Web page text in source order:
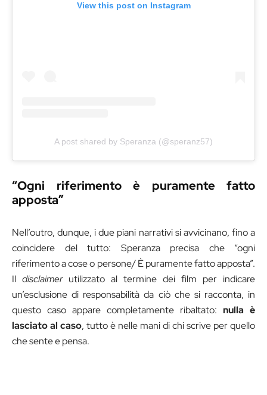
View this post on Instagram
A post shared by Speranza (@speranz57)
“Ogni riferimento è puramente fatto
apposta”
Nell’outro, dunque, i due piani narrativi si avvicinano, fino a
coincidere del tutto: Speranza precisa che “ogni
riferimento a cose o persone/ È puramente fatto apposta”.
Il disclaimer utilizzato al termine dei film per indicare
un’esclusione di responsabilità da ciò che si racconta, in
questo caso appare completamente ribaltato: nulla è
lasciato al caso, tutto è nelle mani di chi scrive per quello
che sente e pensa.